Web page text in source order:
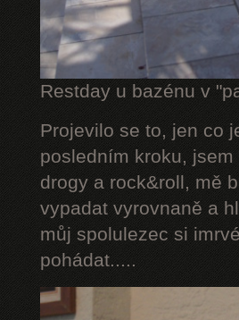
Restday u bazénu v
Projevilo se to, jen co
posledním kroku,
drogy a rock&roll, mě
vypadat vyrovnaně a
můj spolulezec si
pohádat.....